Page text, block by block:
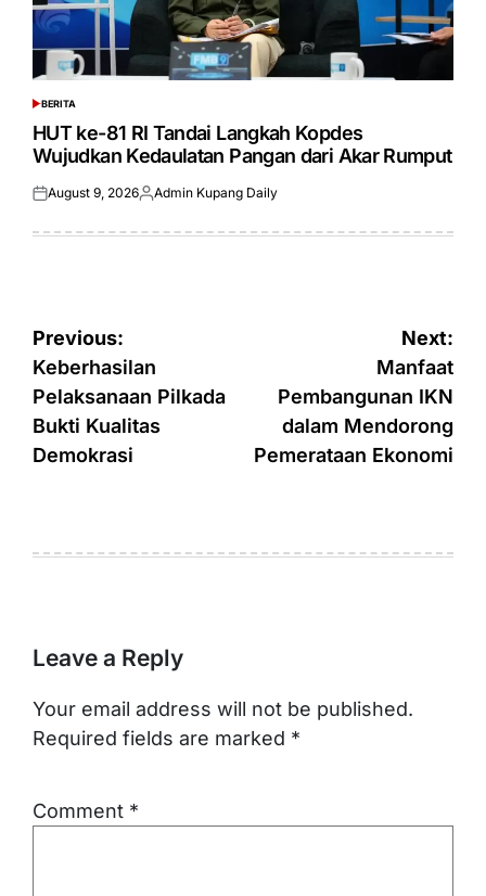
POSTED
IN
BERITA
HUT ke-81 RI Tandai Langkah Kopdes
Wujudkan Kedaulatan Pangan dari Akar Rumput
Posted
August 9, 2026Posted
Admin Kupang Daily
Post
navigation
Previous:
Keberhasilan
Pelaksanaan Pilkada
Bukti Kualitas
Demokrasi
Next:
Manfaat
Pembangunan IKN
dalam Mendorong
Pemerataan Ekonomi
Leave a Reply
Your email address will not be published.
Required fields are marked *
Comment *